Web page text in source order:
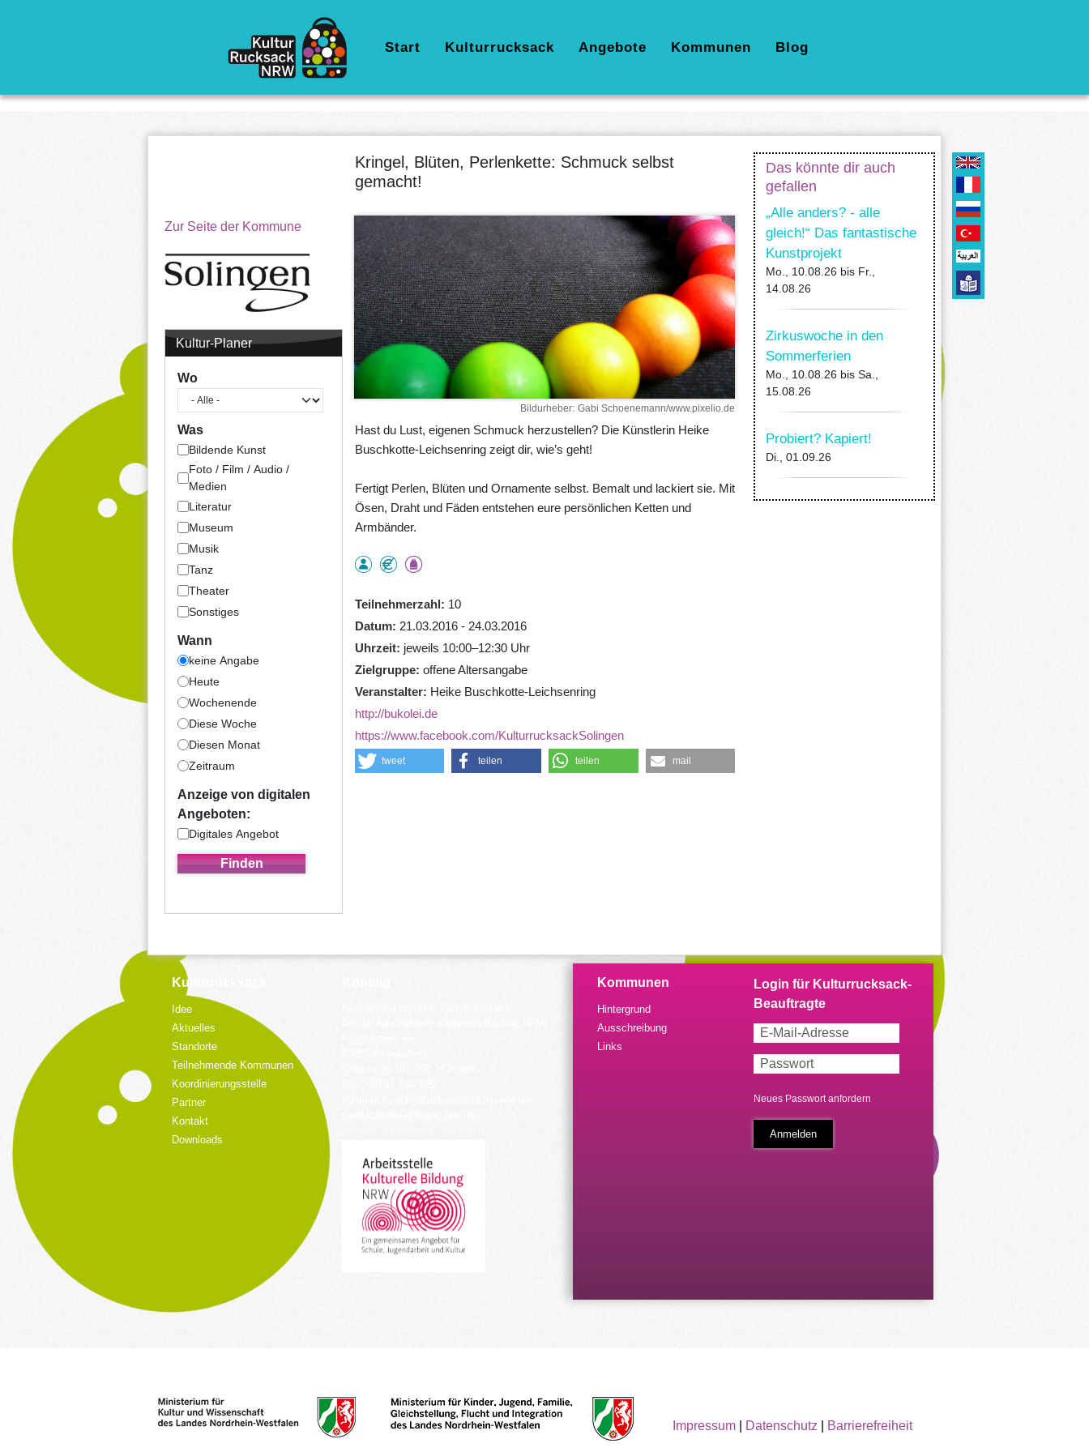
Hauptnavigation
Start Kulturrucksack Angebote Kommunen Blog
Zur Seite der Kommune
Kultur-Planer
Wo
Was
Bildende Kunst
Foto / Film / Audio /
Medien
Literatur
Museum
Musik
Tanz
Theater
Sonstiges
Wann
keine Angabe
Heute
Wochenende
Diese Woche
Diesen Monat
Zeitraum
Anzeige von digitalen
Angeboten:
Digitales Angebot
Kringel, Blüten, Perlenkette: Schmuck selbst
gemacht!
Bildurheber Gabi Schoenemann/www.pixelio.de
Hast du Lust, eigenen Schmuck herzustellen? Die Künstlerin Heike
Buschkotte-Leichsenring zeigt dir, wie’s geht!
Fertigt Perlen, Blüten und Ornamente selbst. Bemalt und lackiert sie. Mit
Ösen, Draht und Fäden entstehen eure persönlichen Ketten und
Armbänder.
Teilnehmerzahl
10
Datum
21.03.2016 - 24.03.2016
Uhrzeit
jeweils 10:00–12:30 Uhr
Zielgruppe offene Altersangabe
Veranstalter
Heike Buschkotte-Leichsenring
http://bukolei.de
https://www.facebook.com/KulturrucksackSolingen
tweet teilen teilen mail
Das könnte dir auch
gefallen
„Alle anders? - alle
gleich!“ Das fantastische
Kunstprojekt
Mo., 10.08.26 bis Fr.,
14.08.26
Zirkuswoche in den
Sommerferien
Mo., 10.08.26 bis Sa.,
15.08.26
Probiert? Kapiert!
Di., 01.09.26
Kulturrucksack
Idee
Aktuelles
Standorte
Teilnehmende Kommunen
Koordinierungsstelle
Partner
Kontakt
Downloads
Kommunen
Hintergrund
Ausschreibung
Links
Neues Passwort anfordern
Impressum| Datenschutz Barrierefreiheit